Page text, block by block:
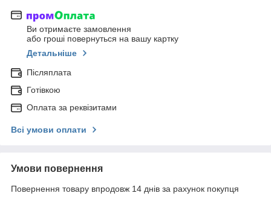
Ви отримаєте замовлення
або гроші повернуться на вашу картку
Детальніше
Післяплата
Готівкою
Оплата за реквізитами
Всі умови оплати
Умови повернення
Повернення товару впродовж 14 днів за рахунок покупця